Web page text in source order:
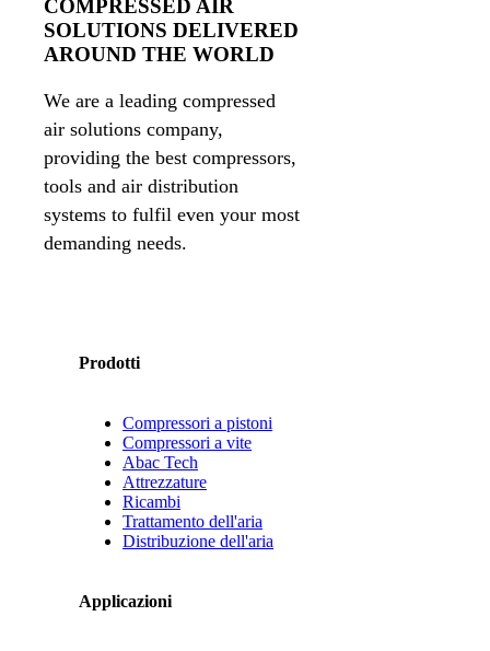
COMPRESSED AIR
SOLUTIONS DELIVERED
AROUND THE WORLD
We are a leading compressed
air solutions company,
providing the best compressors,
tools and air distribution
systems to fulfil even your most
demanding needs.
Prodotti
Compressori a pistoni
Compressori a vite
Abac Tech
Attrezzature
Ricambi
Trattamento dell'aria
Distribuzione dell'aria
Applicazioni